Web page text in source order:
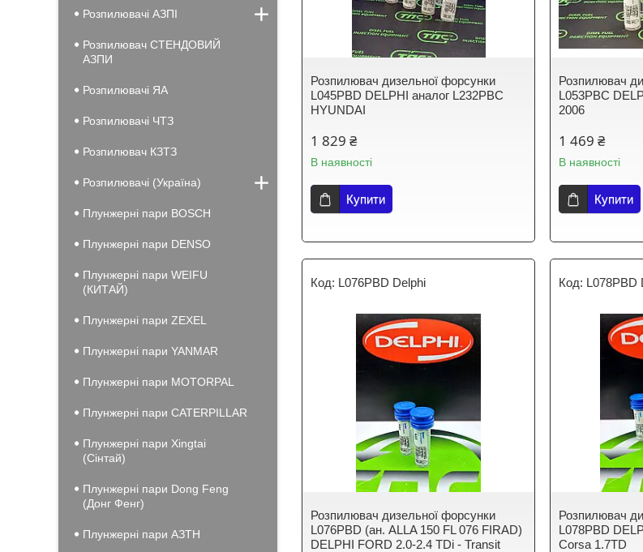
Розпилювач дизельної форсунки
L045PBD DELPHI аналог L232PBC
HYUNDAI
1 829 ₴
В наявності
Купити
Розпилювач
L053PBC
2006
1 469 ₴
В наявності
Купити
L076PBD Delphi
Розпилювач дизельної форсунки
L076PBD (ан. ALLA 150 FL 076 FIRAD)
DELPHI FORD 2.0-2.4 TDi - Transit
L078PBD
Розпилювач
L078PBD
Corsa 1.7TD
Розпилювачі АЗПІ
Розпилювач СТЕНДОВИЙ
АЗПИ
Розпилювачі ЯА
Розпилювачі ЧТЗ
Розпилювач КЗТЗ
Розпилювачі (Україна)
Плунжерні пари BOSCH
Плунжерні пари DENSO
Плунжерні пари WEIFU
(КИТАЙ)
Плунжерні пари ZEXEL
Плунжерні пари YANMAR
Плунжерні пари MOTORPAL
Плунжерні пари CATERPILLAR
Плунжерні пари Xingtai
(Сінтай)
Плунжерні пари Dong Feng
(Донг Фенг)
Плунжерні пари АЗТН